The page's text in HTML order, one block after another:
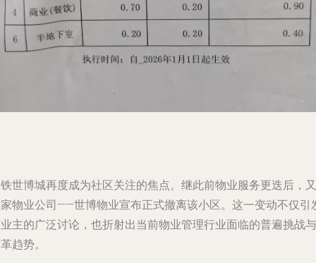
世博城再度成为社区关注的焦点。继此前物业服务更迭后，又
物业公司——世博物业宣布正式撤离该小区。这一变动不仅引
主的广泛讨论，也折射出当前物业管理行业面临的普遍挑战与
趋势。